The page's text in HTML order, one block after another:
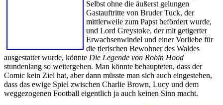
Selbst ohne die äußerst gelungen
Gastauftritte von Bruder Tuck, der
mittlerweile zum Papst befördert wurde,
und Lord Greystoke, der mit getigerter
Erwachsenwindel und einer Vorliebe für
die tierischen Bewohner des Waldes
ausgestattet wurde, könnte Die Legende von Robin Hood
stundenlang so weitergehen. Man könnte behaupteten, dass der
Comic kein Ziel hat, aber dann müsste man sich auch eingestehen,
dass das ewige Spiel zwischen Charlie Brown, Lucy und dem
weggezogenen Football eigentlich ja auch keinen Sinn macht.